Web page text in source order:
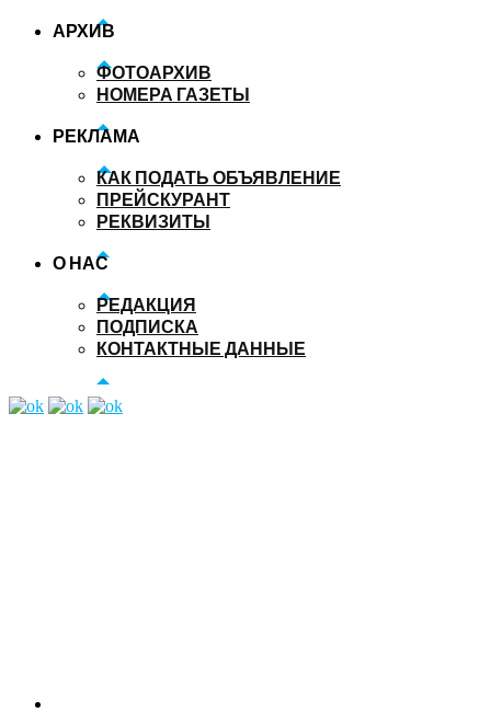
АРХИВ
ФОТОАРХИВ
НОМЕРА ГАЗЕТЫ
РЕКЛАМА
КАК ПОДАТЬ ОБЪЯВЛЕНИЕ
ПРЕЙСКУРАНТ
РЕКВИЗИТЫ
О НАС
РЕДАКЦИЯ
ПОДПИСКА
КОНТАКТНЫЕ ДАННЫЕ